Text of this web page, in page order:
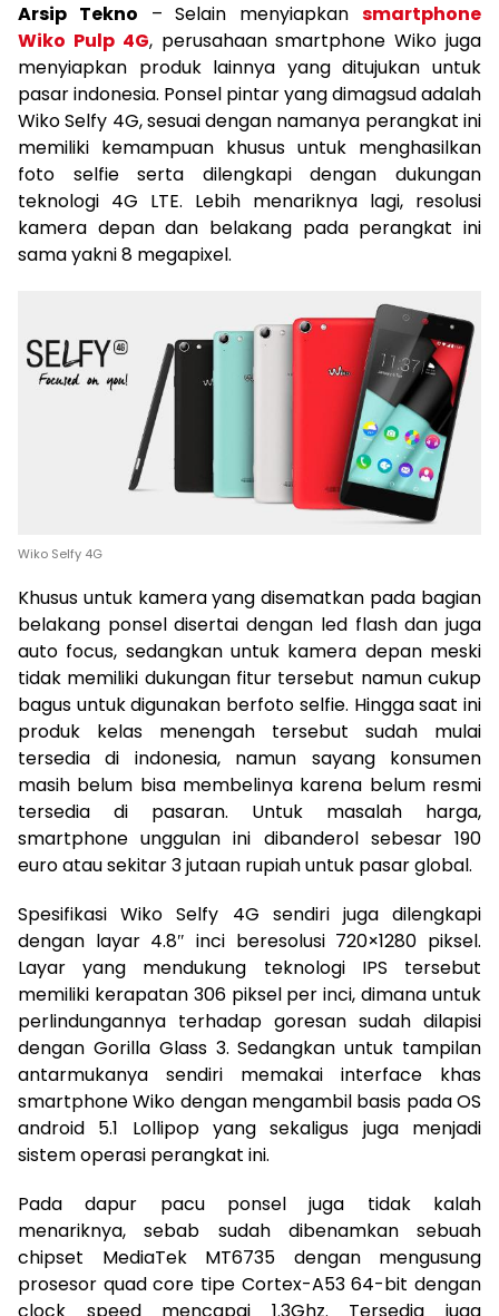
Arsip Tekno – Selain menyiapkansmartphone
Wiko Pulp 4G, perusahaan smartphone Wiko juga
menyiapkan produk lainnya yang ditujukan untuk
pasar indonesia. Ponsel pintar yang dimagsud adalah
Wiko Selfy 4G, sesuai dengan namanya perangkat ini
memiliki kemampuan khusus untuk menghasilkan
foto selfie serta dilengkapi dengan dukungan
teknologi 4G LTE. Lebih menariknya lagi, resolusi
kamera depan dan belakang pada perangkat ini
sama yakni 8 megapixel.
Wiko Selfy 4G
Khusus untuk kamera yang disematkan pada bagian
belakang ponsel disertai dengan led flash dan juga
auto focus, sedangkan untuk kamera depan meski
tidak memiliki dukungan fitur tersebut namun cukup
bagus untuk digunakan berfoto selfie. Hingga saat ini
produk kelas menengah tersebut sudah mulai
tersedia di indonesia, namun sayang konsumen
masih belum bisa membelinya karena belum resmi
tersedia di pasaran. Untuk masalah harga,
smartphone unggulan ini dibanderol sebesar 190
euro atau sekitar 3 jutaan rupiah untuk pasar global.
Spesifikasi Wiko Selfy 4G sendiri juga dilengkapi
dengan layar 4.8″ inci beresolusi 720×1280 piksel.
Layar yang mendukung teknologi IPS tersebut
memiliki kerapatan 306 piksel per inci, dimana untuk
perlindungannya terhadap goresan sudah dilapisi
dengan Gorilla Glass 3. Sedangkan untuk tampilan
antarmukanya sendiri memakai interface khas
smartphone Wiko dengan mengambil basis pada OS
android 5.1 Lollipop yang sekaligus juga menjadi
sistem operasi perangkat ini.
Pada dapur pacu ponsel juga tidak kalah
menariknya, sebab sudah dibenamkan sebuah
chipset MediaTek MT6735 dengan mengusung
prosesor quad core tipe Cortex-A53 64-bit dengan